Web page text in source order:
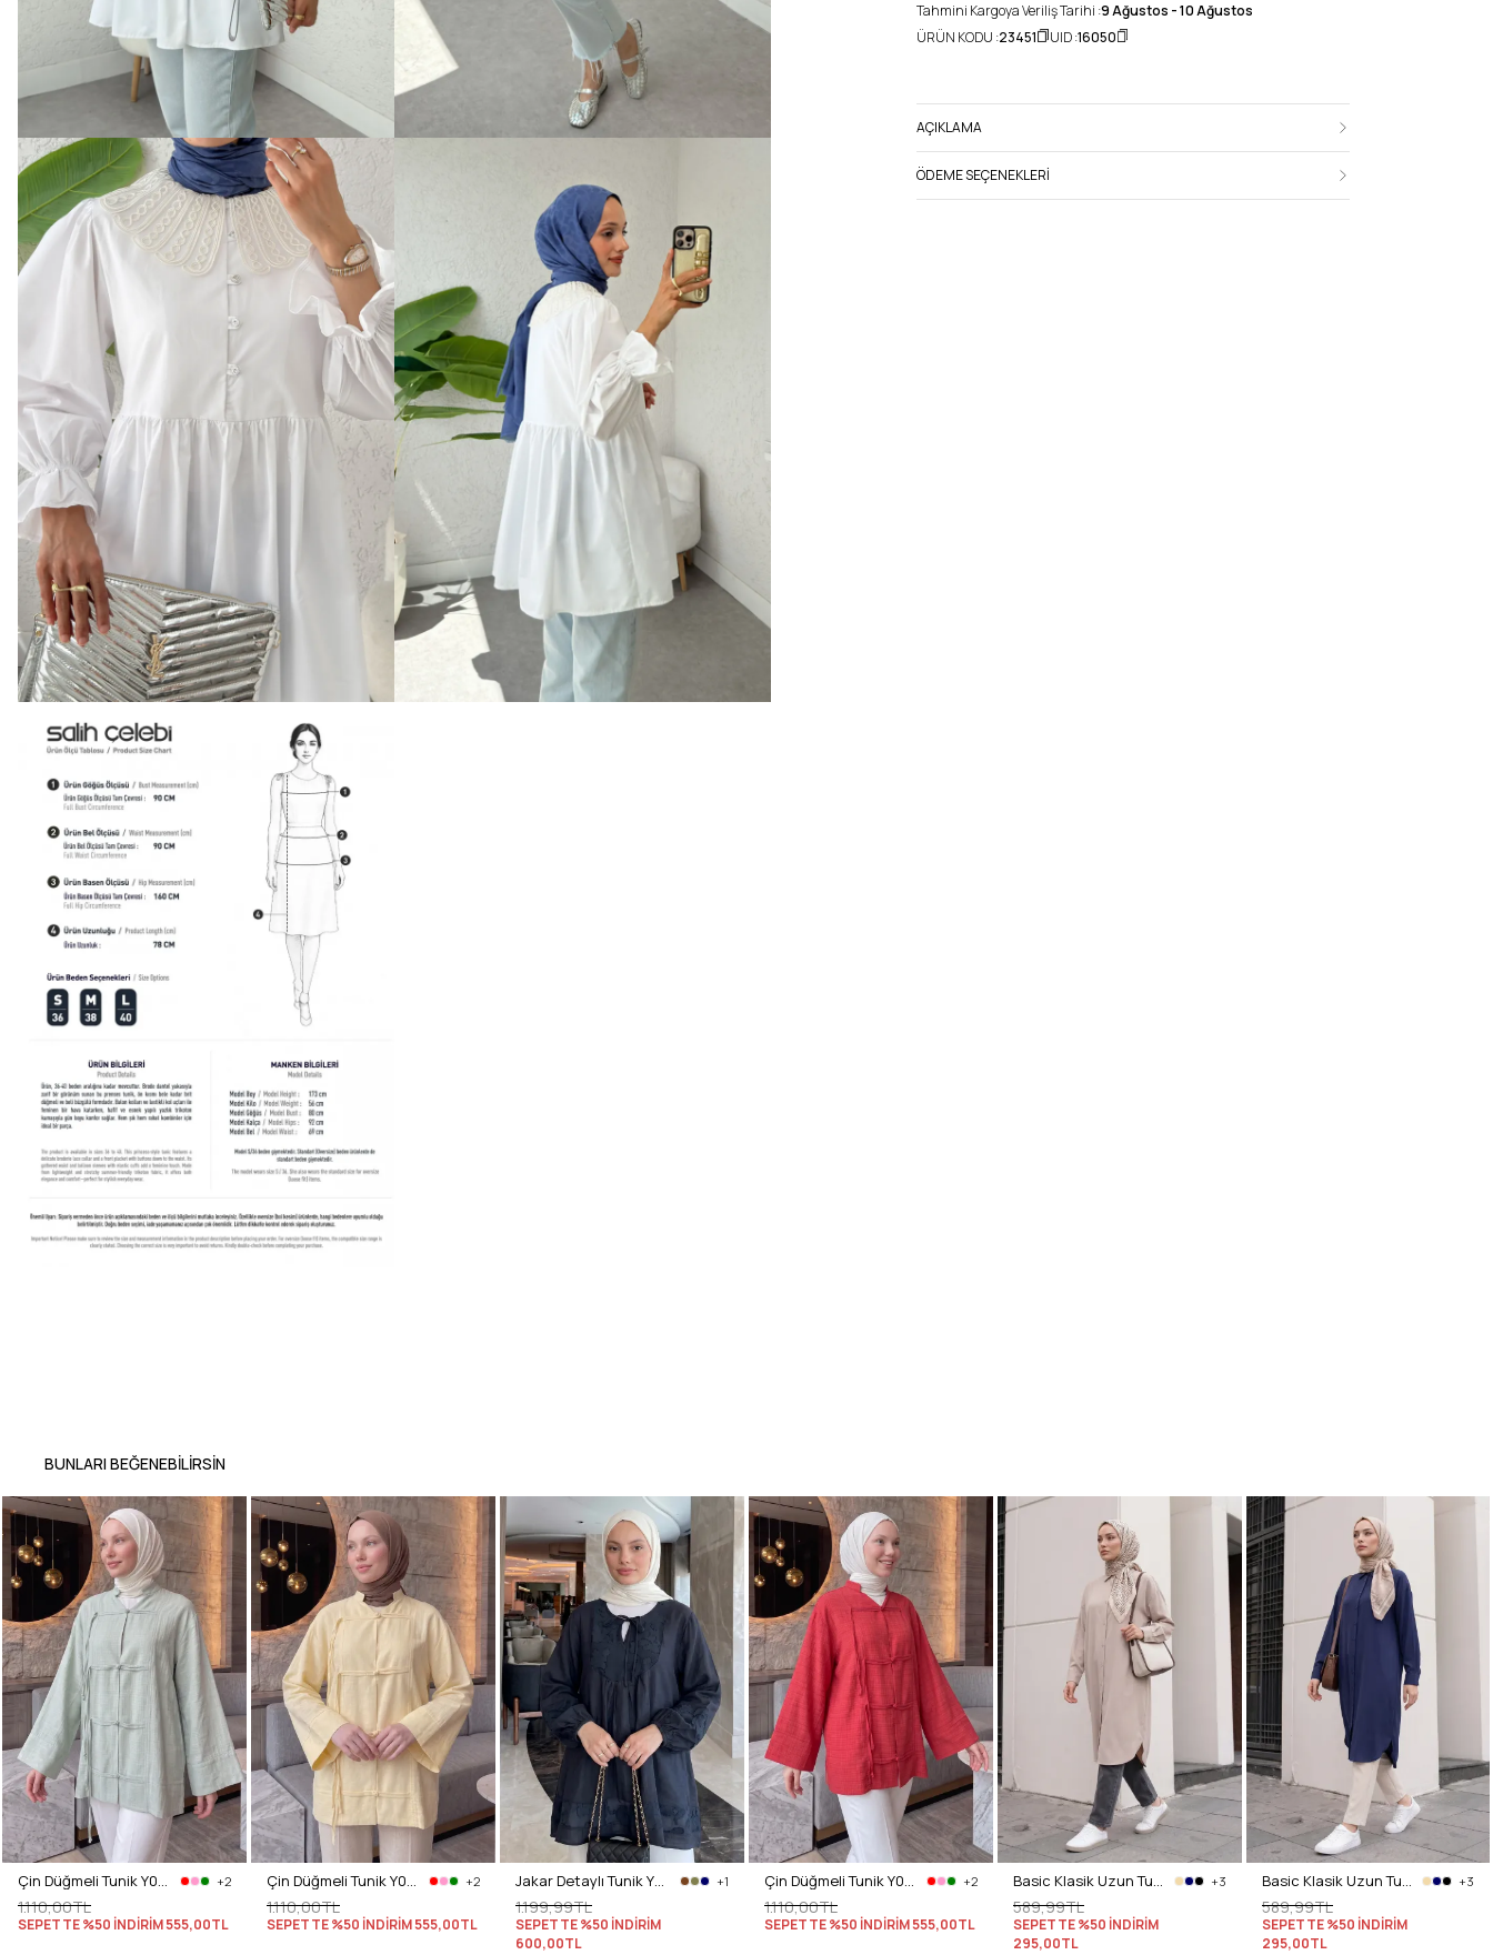
Tahmini Kargoya Veriliş Tarihi :9 Ağustos - 10 Ağustos
ÜRÜN KODU :23451 UID :16050
AÇIKLAMA
ÖDEME SEÇENEKLERI
BUNLARI BEĞENEBILIRSIN
Çin Düğmeli Tunik Y0158 - ÇAĞLA YEŞİLİ +2
1.110,00TL
SEPETTE %50 İNDİRİM555,00TL
Çin Düğmeli Tunik Y0158 - SARI +2
1.110,00TL
SEPETTE %50 İNDİRİM555,00TL
Jakar Detaylı Tunik Y0124 - LACİVERT +1
1.199,99TL
SEPETTE %50 İNDİRİM
600,00TL
Çin Düğmeli Tunik Y0158 - KIRMIZI +2
1.110,00TL
SEPETTE %50 İNDİRİM555,00TL
Basic Klasik Uzun Tunik 4061 - TAŞ RENGİ +3
589,99TL
SEPETTE %50 İNDİRİM
295,00TL
Basic Klasik Uzun Tunik 4061 - LACİVERT +3
589,99TL
SEPETTE %50 İNDİRİM
295,00TL